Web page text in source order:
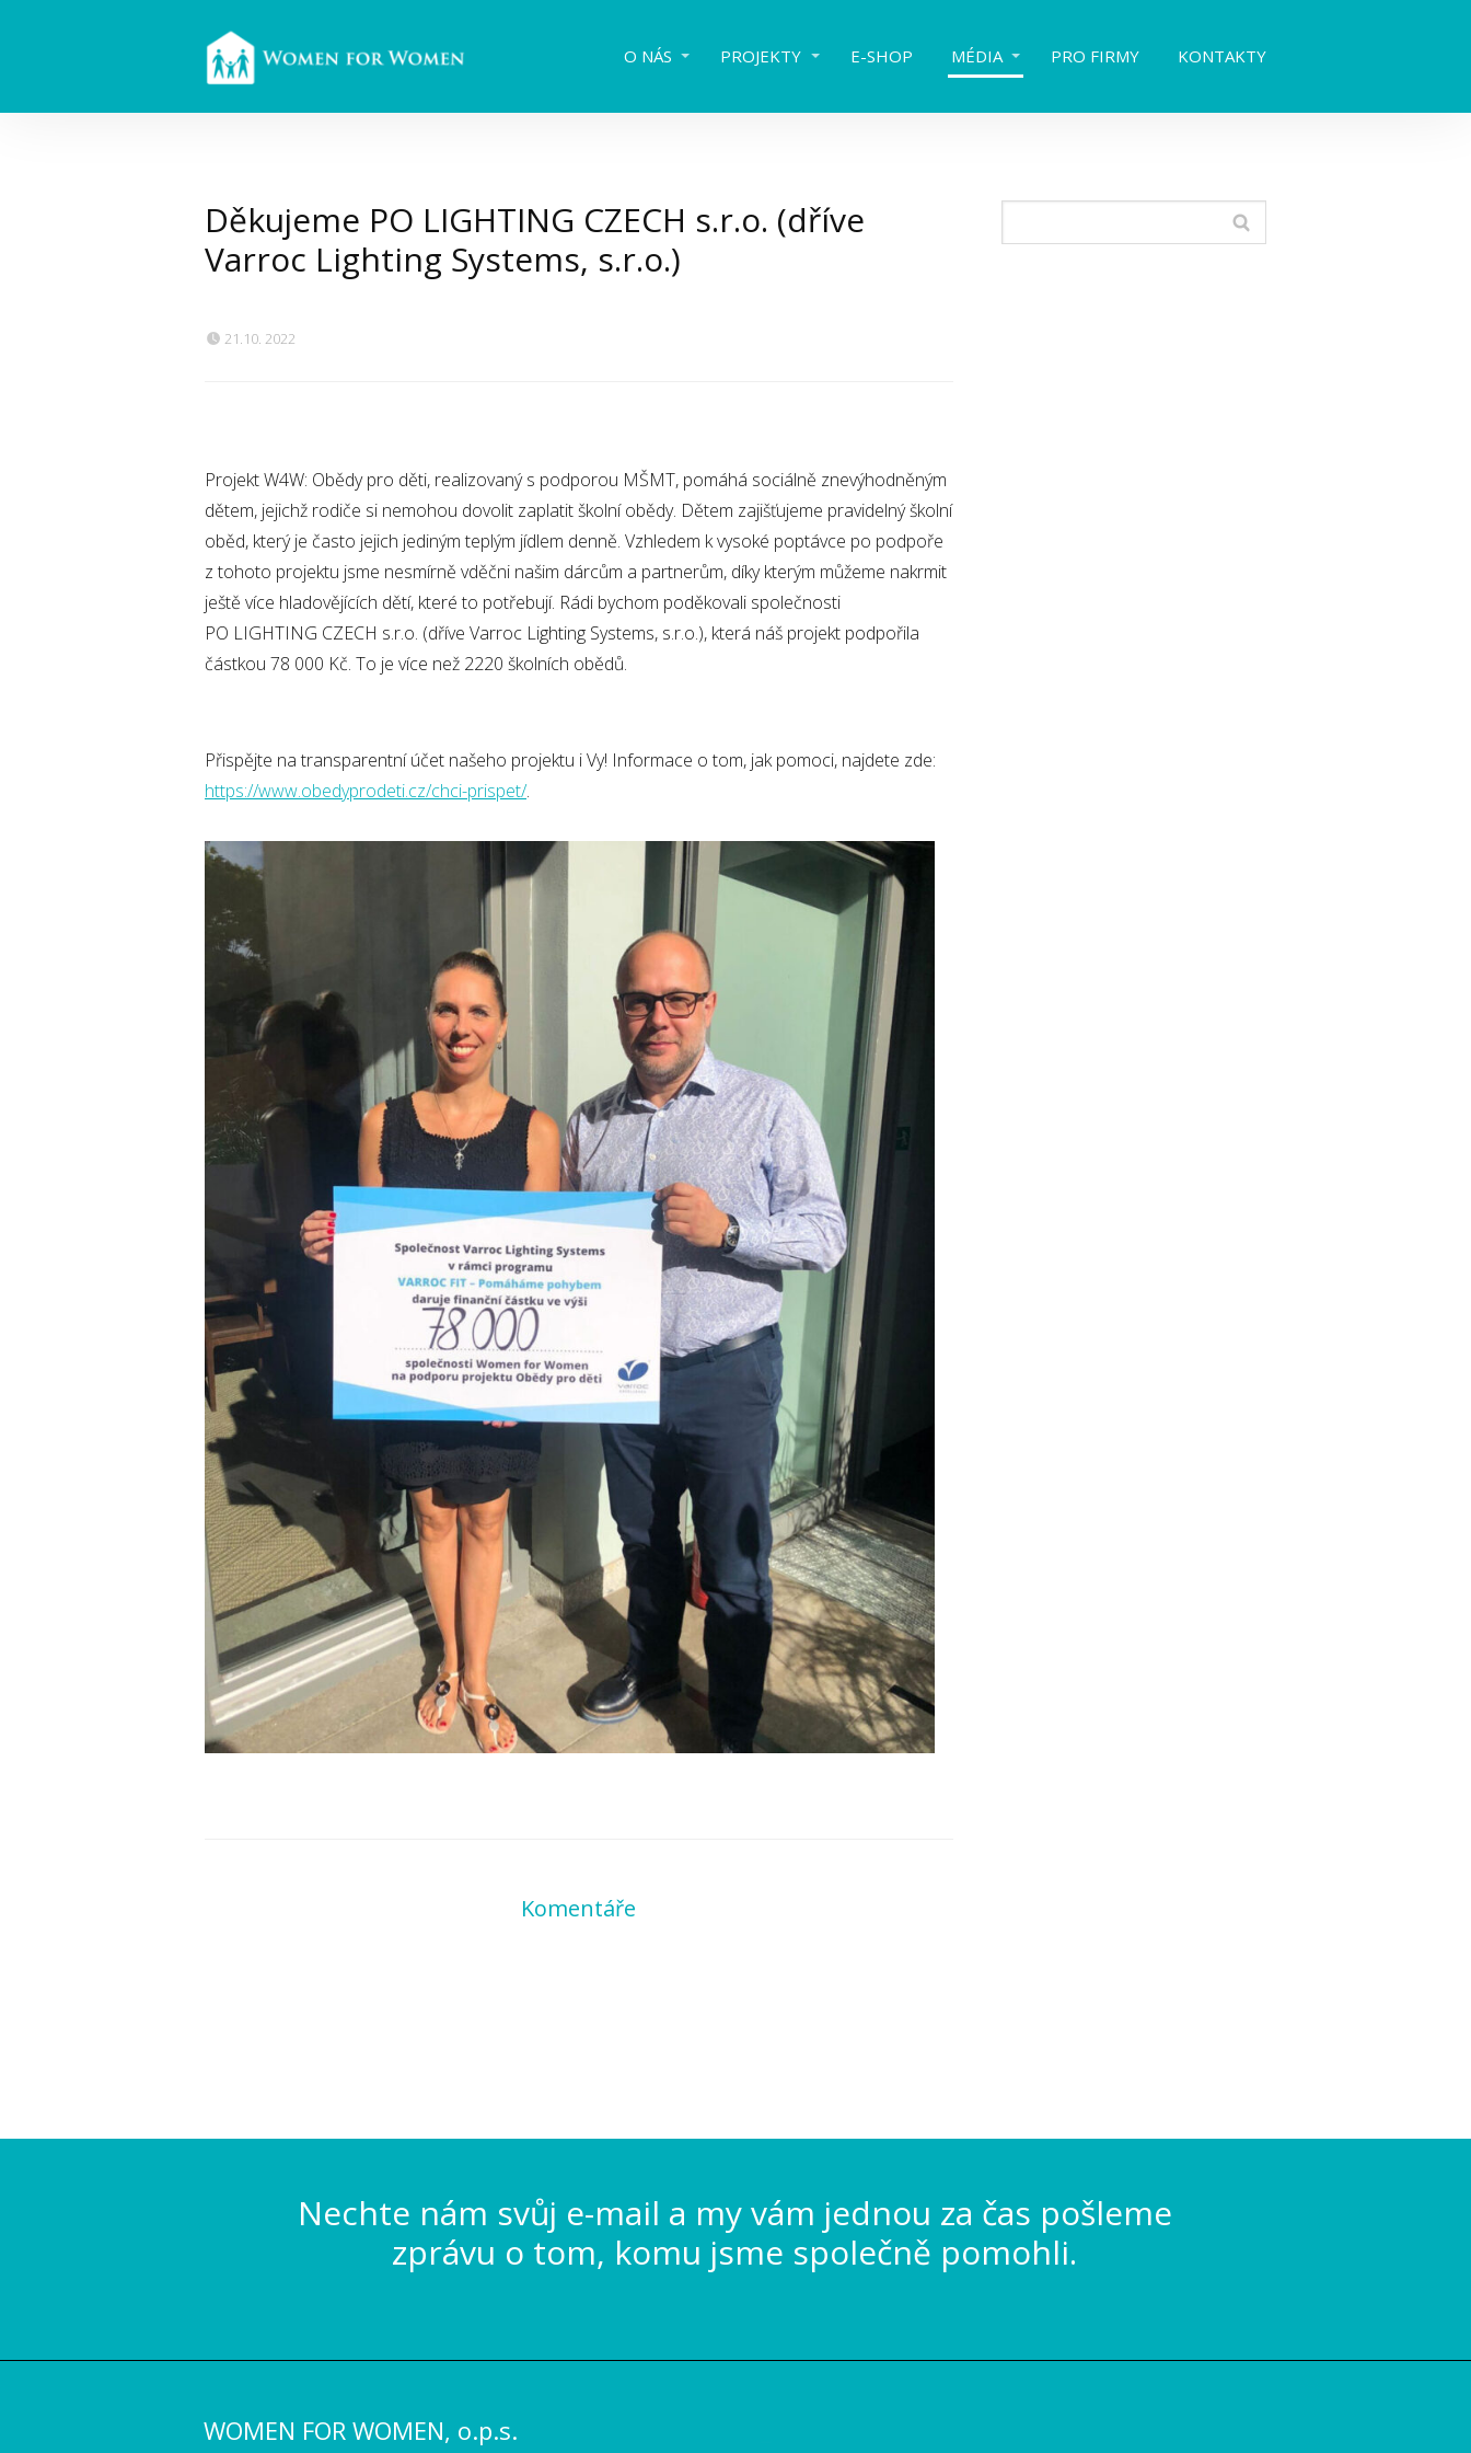
O NÁS PROJEKTY E-SHOP MÉDIA PRO FIRMY KONTAKTY
Děkujeme PO LIGHTING CZECH s.r.o. (dříve
Varroc Lighting Systems, s.r.o.)
21.10. 2022
Projekt W4W: Obědy pro děti, realizovaný s podporou MŠMT, pomáhá sociálně znevýhodněným
dětem, jejichž rodiče si nemohou dovolit zaplatit školní obědy. Dětem zajišťujeme pravidelný školní
oběd, který je často jejich jediným teplým jídlem denně. Vzhledem k vysoké poptávce po podpoře
z tohoto projektu jsme nesmírně vděčni našim dárcům a partnerům, díky kterým můžeme nakrmit
ještě více hladovějících dětí, které to potřebují. Rádi bychom poděkovali společnosti
PO LIGHTING CZECH s.r.o. (dříve Varroc Lighting Systems, s.r.o.), která náš projekt podpořila
částkou 78 000 Kč. To je více než 2220 školních obědů.
Přispějte na transparentní účet našeho projektu i Vy! Informace o tom, jak pomoci, najdete zde:
https://www.obedyprodeti.cz/chci-prispet/.
Komentáře
Nechte nám svůj e-mail a my vám jednou za čas pošleme
zprávu o tom, komu jsme společně pomohli.
WOMEN FOR WOMEN, o.p.s.